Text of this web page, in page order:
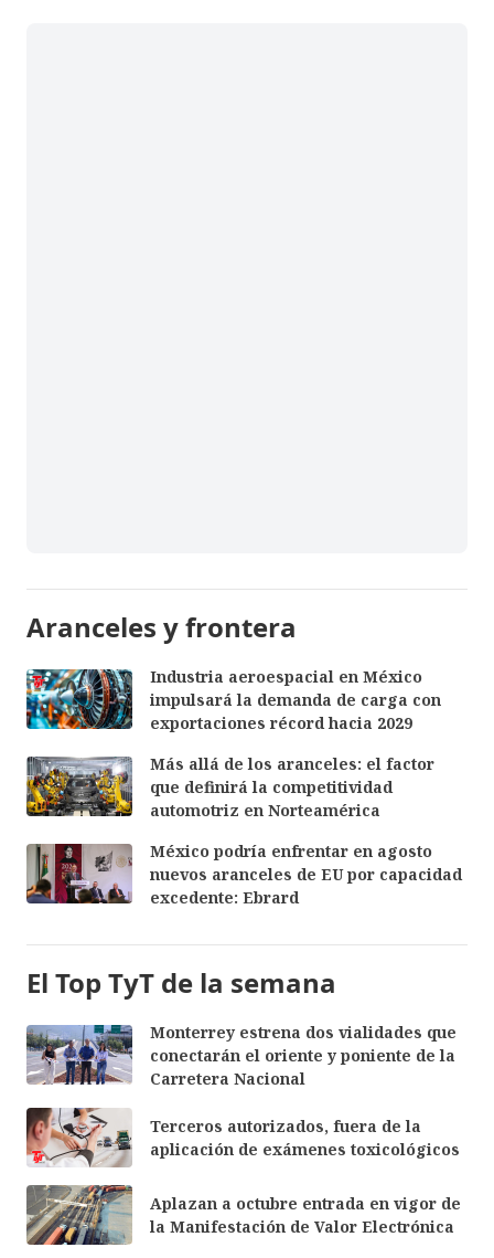
Aranceles y frontera
Industria aeroespacial en México
impulsará la demanda de carga con
exportaciones récord hacia 2029
Más allá de los aranceles: el factor
que definirá la competitividad
automotriz en Norteamérica
México podría enfrentar en agosto
nuevos aranceles de EU por capacidad
excedente: Ebrard
El Top TyT de la semana
Monterrey estrena dos vialidades que
conectarán el oriente y poniente de la
Carretera Nacional
Terceros autorizados, fuera de la
aplicación de exámenes toxicológicos
Aplazan a octubre entrada en vigor de
la Manifestación de Valor Electrónica